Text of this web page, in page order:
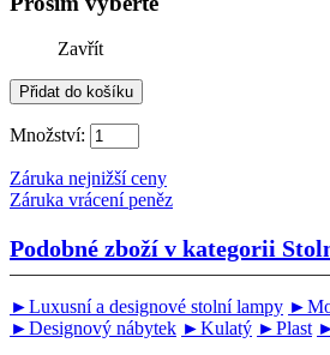
Zavřít
Množství:
Záruka nejnižší ceny
Záruka vrácení peněz
Podobné zboží v kategorii
►Luxusní a designové stolní lampy
►Designový nábytek ►Kulatý ►Plast